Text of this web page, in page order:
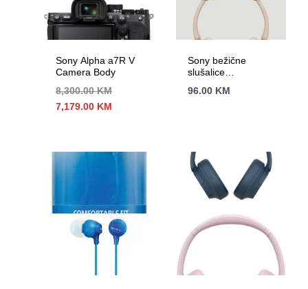
Sony Alpha a7R V
Camera Body
8,300.00KM
Izvorna
cijena
7,179.00 KM
Sony bežične
slušalice
50h, brzo punjnje3
96.00 KM